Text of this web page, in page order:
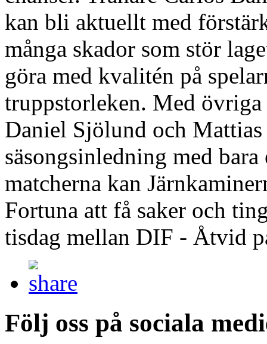
kan bli aktuellt med
många skador som stör
göra med kvalitén på
truppstorleken. Med övriga
Daniel Sjölund och Mattias
säsongsinledning med bara
matcherna kan
Fortuna att få saker och
tisdag mellan DIF - Åtvid
Följ oss på sociala